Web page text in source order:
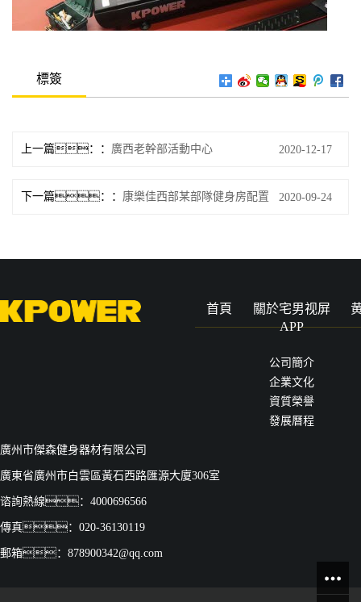
標簽
上一篇： 廣西老幹部活動中心 2020-12-17
下一篇： 康樂佳西部某部隊健身房配置 2020-09-24
首頁
關於宅男视屏
APP
公司簡介
企業文化
資質榮譽
發展曆程
廣州市傑森健身器材有限公司
廣東省廣州市白雲區黃石西路匯源大廈306室
谘詢熱線：4000696566
傳真：020-36130119
郵箱：878900342@qq.com